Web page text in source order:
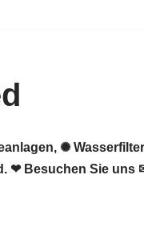
✺
❤ Besuchen Sie uns